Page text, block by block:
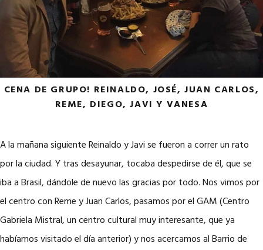
CENA DE GRUPO! REINALDO, JOSÉ, JUAN CARLOS,
REME, DIEGO, JAVI Y VANESA
A la mañana siguiente Reinaldo y Javi se fueron a correr un rato
por la ciudad. Y tras desayunar, tocaba despedirse de él, que se
iba a Brasil, dándole de nuevo las gracias por todo. Nos vimos por
el centro con Reme y Juan Carlos, pasamos por el GAM (Centro
Gabriela Mistral, un centro cultural muy interesante, que ya
habíamos visitado el día anterior) y nos acercamos al Barrio de